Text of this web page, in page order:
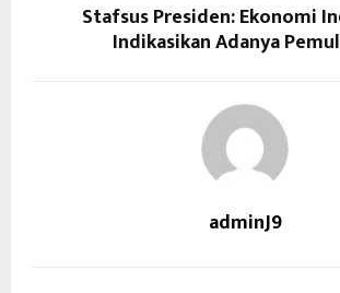
Stafsus Presiden: Ekonomi
Indikasikan Adanya
adminJ9